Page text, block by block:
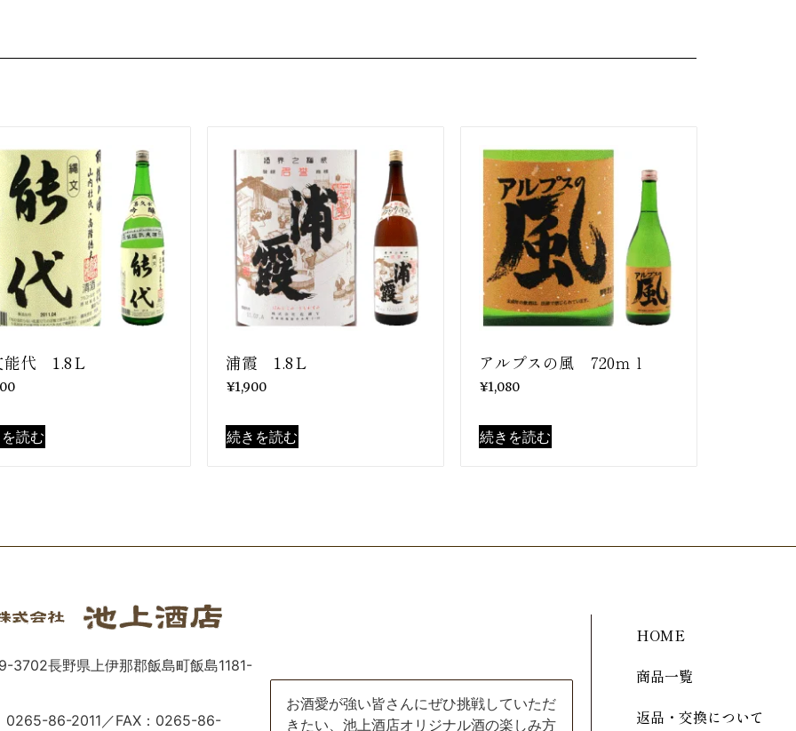
能代 1.8Ｌ
読む
浦霞 1.8Ｌ
¥1,900
続きを読む
アルプスの風 720ｍｌ
¥1,080
続きを読む
3702長野県上伊那郡飯島町飯島1181-
0265-86-2011／FAX：0265-86-
お酒愛が強い皆さんにぜひ挑戦していただ
きたい、池上酒店オリジナル酒の楽しみ方
HOME
商品一覧
返品・交換について